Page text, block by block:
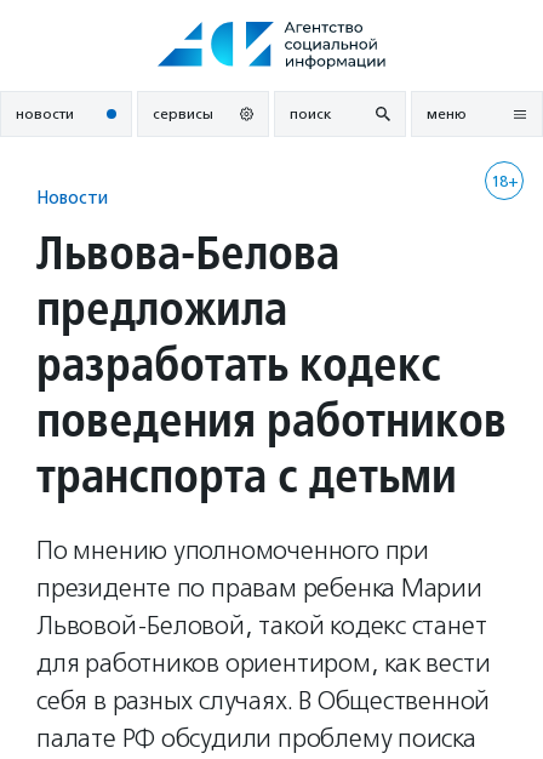
новости сервисы поиск меню
18+
Новости
Львова-Белова
предложила
разработать кодекс
поведения работников
транспорта с детьми
По мнению уполномоченного при
президенте по правам ребенка Марии
Львовой-Беловой, такой кодекс станет
для работников ориентиром, как вести
себя в разных случаях. В Общественной
палате РФ обсудили проблему поиска